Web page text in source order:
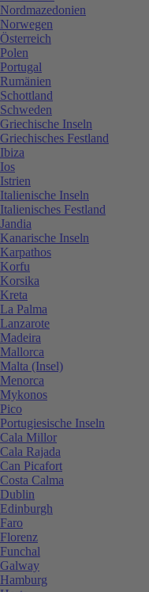
Nordmazedonien
Norwegen
Österreich
Polen
Portugal
Rumänien
Schottland
Schweden
Griechische Inseln
Griechisches Festland
Ibiza
Ios
Istrien
Italienische Inseln
Italienisches Festland
Jandia
Kanarische Inseln
Karpathos
Korfu
Korsika
Kreta
La Palma
Lanzarote
Madeira
Mallorca
Malta (Insel)
Menorca
Mykonos
Pico
Portugiesische Inseln
Cala Millor
Cala Rajada
Can Picafort
Costa Calma
Dublin
Edinburgh
Faro
Florenz
Funchal
Galway
Hamburg